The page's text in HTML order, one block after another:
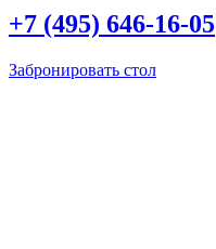
+7 (495) 646-16-05
Забронировать стол